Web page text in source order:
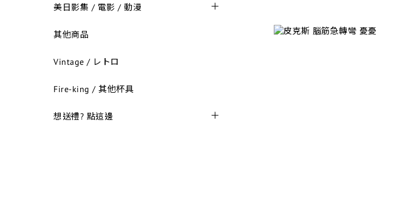
美日影集 / 電影 / 動漫
其他商品
Vintage / レトロ
Fire-king / 其他杯具
想送禮? 點這邊